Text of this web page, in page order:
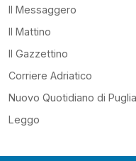
Il Messaggero
Il Mattino
Il Gazzettino
Corriere Adriatico
Nuovo Quotidiano di Puglia
Leggo